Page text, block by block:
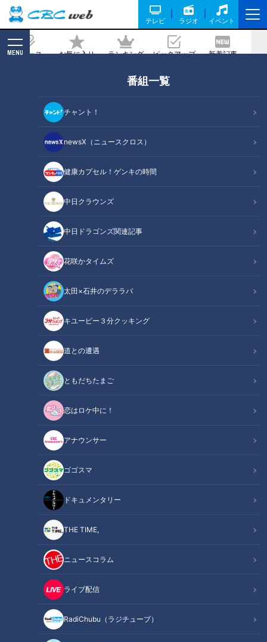
テレビ ラジオ イベント
ニュース お気に入り ランキング ピックアップ 新着記事
MENU
番組一覧
チャント！
newsX（ニュースクロス）
健康カプセル！ゲンキの時間
中日クラウンズ
中日ドラゴンズ関連記事
花咲かタイムズ
太田×石井のデララバ
キユーピー３分クッキング
道との遭遇
ともだちたまご
恋はロケ中に！
アナウンサー
ゴゴスマ
ドキュメンタリー
THE TIME,
ニュースコラム
ライブ配信
RadiChubu（ラジチューブ）
ニングに1週間密着！
2026/05/18 17:53
「サンデードラゴンズ」より（左から）上林誠知選手と岡林勇希選手(C)CBC
中日ドラゴンズ
サンドラコラム
「とある妄想しがちなファンのドラゴンズ見聞録」
関連リンク
【動画】おかえりマスター！阿部寿樹、復帰後
初のタイムリーヒットの瞬間がこちら【2分18
ＣＢＣテレビ「サンデードラゴンズ」（毎週日曜日午後１２時
５４分から東海エリアで生放送）を見たコラム
開幕から主力選手を欠いた状態でスタートしたドラゴンズは、
その影響も大きく現在最下位で借金もかさんでいる。そんな中
でも外野のレギュラーとして抜けた穴の大きさが計り知れない
のが、岡林勇希選手と上林誠知選手だ。レギュラー選手として
目される中でも、打撃面、守備面で昨シーズンの貢献度が高か
っただけに、チームにとってのダメージはより大きかった。そ
んな復帰が待ち焦がれているWバヤシに密着した。